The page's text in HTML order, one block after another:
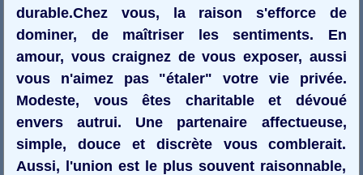
durable.Chez vous, la raison s'efforce de
dominer, de maîtriser les sentiments. En
amour, vous craignez de vous exposer, aussi
vous n'aimez pas "étaler" votre vie privée.
Modeste, vous êtes charitable et dévoué
envers autrui. Une partenaire affectueuse,
simple, douce et discrète vous comblerait.
Aussi, l'union est le plus souvent raisonnable,